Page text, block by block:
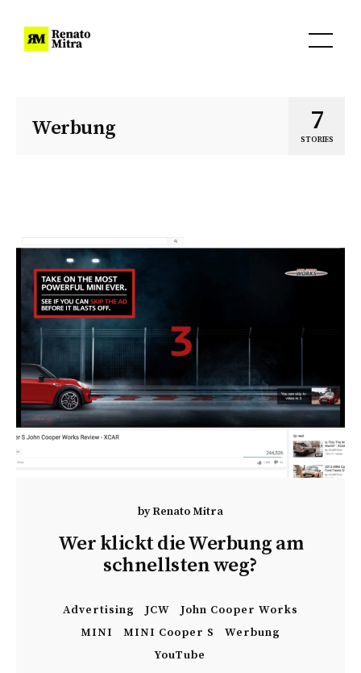
Werbung 7
STORIES
byRenato Mitra
Wer klickt die Werbung am
schnellsten weg?
Advertising JCW
John Cooper Works
MINI
MINI Cooper S
Werbung
YouTube